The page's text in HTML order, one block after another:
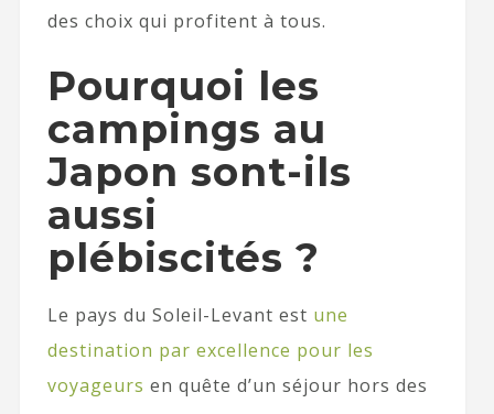
des choix qui profitent à tous.
Pourquoi les
campings au
Japon sont-ils
aussi
plébiscités ?
Le pays du Soleil-Levant est une
destination par excellence pour les
voyageurs en quête d’un séjour hors des